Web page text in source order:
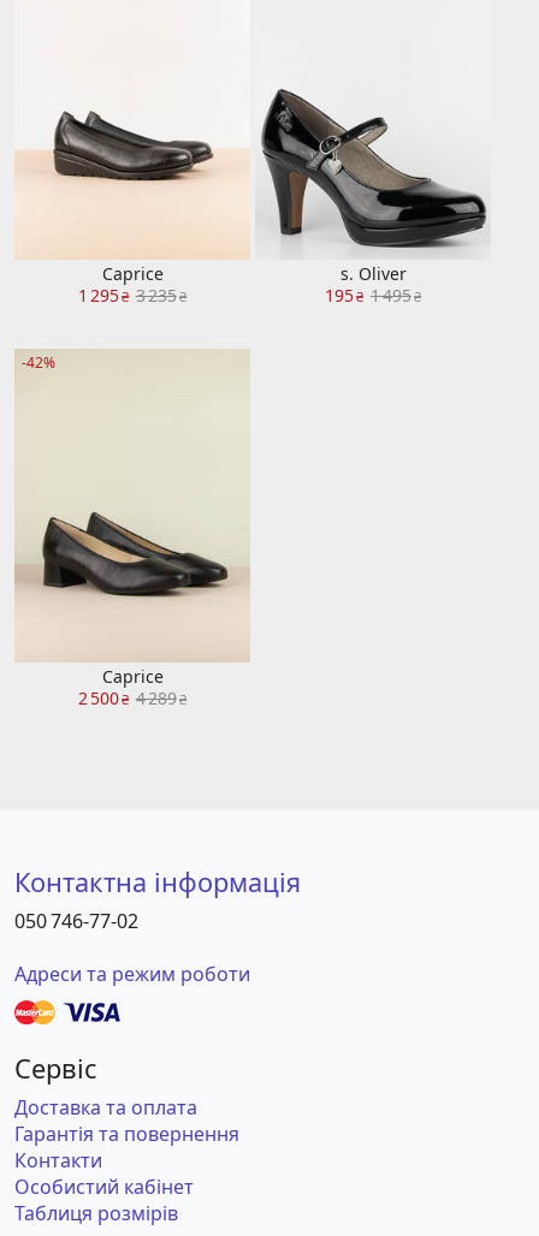
Caprice
1 295₴ 3 235₴
s. Oliver
195₴ 1 495₴
-42%
Caprice
2 500₴ 4 289₴
Контактна інформація
050 746-77-02
Адреси та режим роботи
Сервіс
Доставка та оплата
Гарантія та повернення
Контакти
Особистий кабінет
Таблиця розмірів